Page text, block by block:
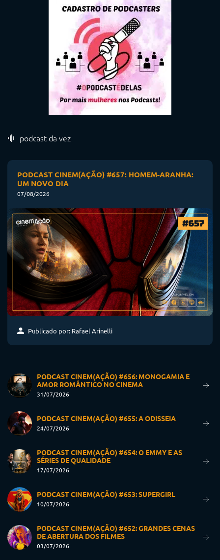
podcast da vez
PODCAST CINEM(AÇÃO) #657: HOMEM-ARANHA:
UM NOVO DIA
07/08/2026
Publicado por: Rafael Arinelli
PODCAST CINEM(AÇÃO) #656: MONOGAMIA E
AMOR ROMÂNTICO NO CINEMA
31/07/2026
PODCAST CINEM(AÇÃO) #655: A ODISSEIA
24/07/2026
PODCAST CINEM(AÇÃO) #654: O EMMY E AS
SÉRIES DE QUALIDADE
17/07/2026
PODCAST CINEM(AÇÃO) #653: SUPERGIRL
10/07/2026
PODCAST CINEM(AÇÃO) #652: GRANDES CENAS
DE ABERTURA DOS FILMES
03/07/2026